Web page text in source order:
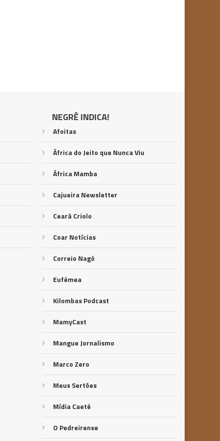
NEGRÊ INDICA!
Afoitas
África do Jeito que Nunca Viu
África Mamba
Cajueira Newsletter
Ceará Criolo
Coar Notícias
Correio Nagô
Eufêmea
Kilombas Podcast
MamyCast
Mangue Jornalismo
Marco Zero
Meus Sertões
Mídia Caeté
O Pedreirense